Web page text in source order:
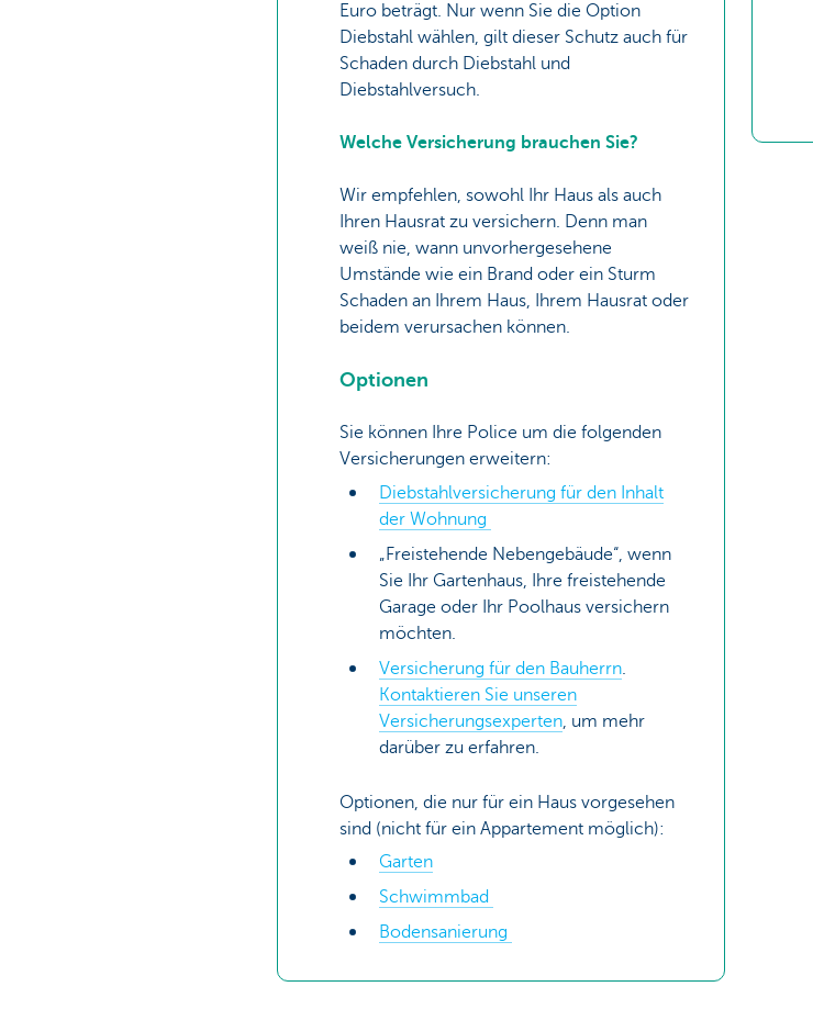
Euro beträgt. Nur wenn Sie die Option
Diebstahl wählen, gilt dieser Schutz auch für
Schaden durch Diebstahl und
Diebstahlversuch.
Welche Versicherung brauchen Sie?
Wir empfehlen, sowohl Ihr Haus als auch
Ihren Hausrat zu versichern. Denn man
weiß nie, wann unvorhergesehene
Umstände wie ein Brand oder ein Sturm
Schaden an Ihrem Haus, Ihrem Hausrat oder
beidem verursachen können.
Optionen
Sie können Ihre Police um die folgenden
Versicherungen erweitern:
Diebstahlversicherung für den Inhalt
der Wohnung
„Freistehende Nebengebäude“, wenn
Sie Ihr Gartenhaus, Ihre freistehende
Garage oder Ihr Poolhaus versichern
möchten.
Versicherung für den Bauherrn
Kontaktieren Sie unseren
Versicherungsexperten , um mehr
darüber zu erfahren.
Optionen, die nur für ein Haus vorgesehen
sind (nicht für ein Appartement möglich):
Garten
Schwimmbad
Bodensanierung